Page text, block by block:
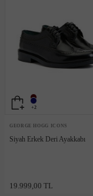
Yeni Eklenenler
+2
GEORGE HOGG ICONS
Siyah Erkek Deri Ayakkabı
19.999,00 TL